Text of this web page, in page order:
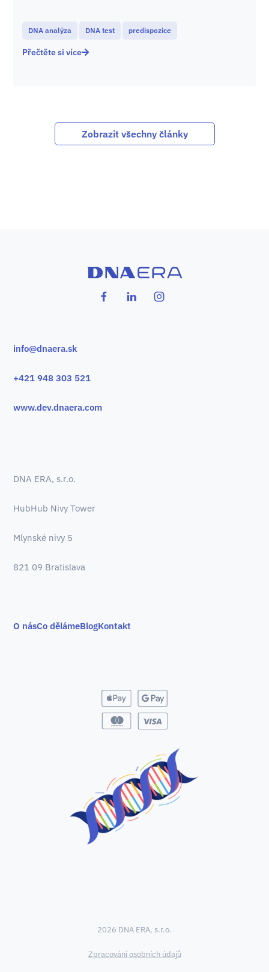
DNA analýza DNA test predispozice
Přečtěte si více
Zobrazit všechny články
info@dnaera.sk
+421 948 303 521
www.dev.dnaera.com
DNA ERA, s.r.o.
HubHub Nivy Tower
Mlynské nivy 5
821 09 Bratislava
O násCo dělámeBlogKontakt
2026 DNA ERA, s.r.o.
Zpracování osobních údajů